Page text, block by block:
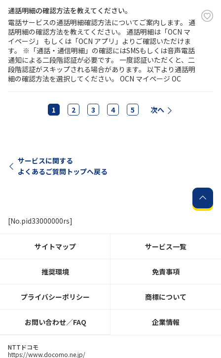
通話明細の確認方法を教えてください。
電話サービスの通話明細確認方法についてご案内します。 通
話明細の確認方法を教えてください。 通話明細は「OCN マ
イページ」 もしくは「OCN アプリ」よりご確認いただけま
す。 ※「通話・通信明細」の確認にはSMSもしくは音声電話
通知による二段階認証が必要です。 一度認証いただくと、二
段階認証がスキップされる場合があります。 以下より通話明
細の確認方法を選択してください。 OCN マイページ OC
1 2 3 4 5 次へ
サービスに関する
よくあるご質問トップへ戻る
[No.pid33000000rs]
サイトマップ サービス一覧
推奨環境 免責事項
プライバシーポリシー 商標について
お問い合わせ／FAQ 企業情報
NTTドコモ
https://www.docomo.ne.jp/